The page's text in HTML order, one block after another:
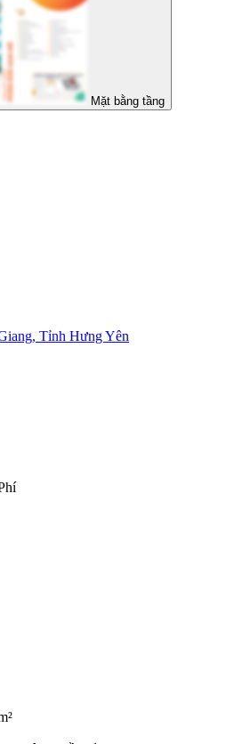
Mặt bằng tầng
Tỉnh Hưng Yên